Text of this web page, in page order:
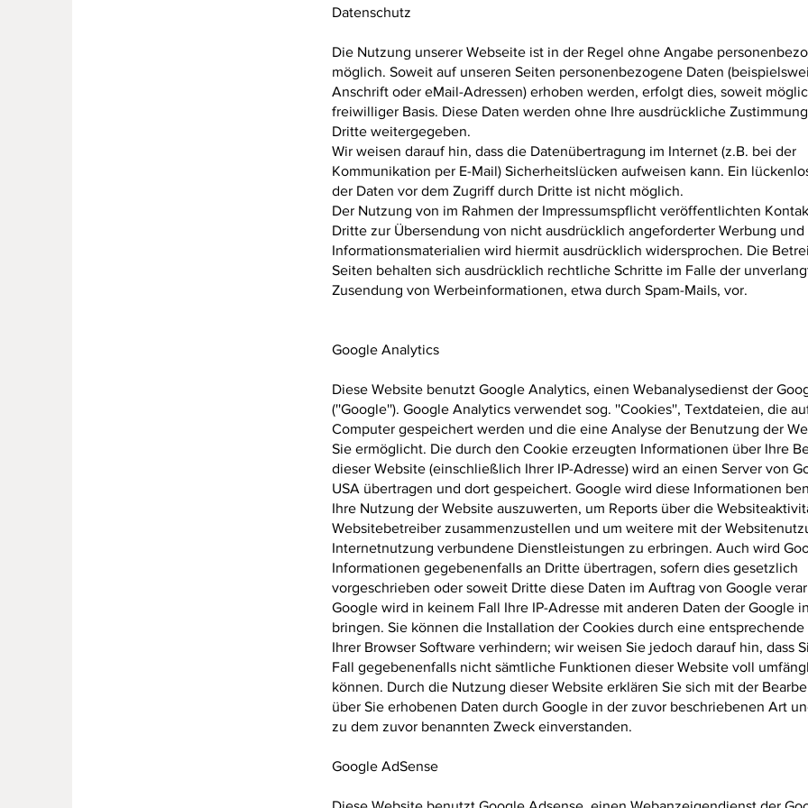
Datenschutz
Die Nutzung unserer Webseite ist in der Regel ohne Angabe
möglich. Soweit auf unseren Seiten personenbezogene Daten
Anschrift oder eMail-Adressen) erhoben werden, erfolgt dies, soweit
freiwilliger Basis. Diese Daten werden ohne Ihre ausdrückliche
Dritte weitergegeben.
Wir weisen darauf hin, dass die Datenübertragung im Internet (z.B. bei der
Kommunikation per E-Mail) Sicherheitslücken aufweisen kann. Ein
der Daten vor dem Zugriff durch Dritte ist nicht möglich.
Der Nutzung von im Rahmen der Impressumspflicht veröffentlichten
Dritte zur Übersendung von nicht ausdrücklich angeforderter Werbung und
Informationsmaterialien wird hiermit ausdrücklich widersprochen. Die
Seiten behalten sich ausdrücklich rechtliche Schritte im Falle der
Zusendung von Werbeinformationen, etwa durch Spam-Mails, vor.
Google Analytics
Diese Website benutzt Google Analytics, einen Webanalysedienst der
(''Google''). Google Analytics verwendet sog. ''Cookies'', Textdateien, die
Computer gespeichert werden und die eine Analyse der Benutzung der
Sie ermöglicht. Die durch den Cookie erzeugten Informationen über Ihre
dieser Website (einschließlich Ihrer IP-Adresse) wird an einen Server von
USA übertragen und dort gespeichert. Google wird diese Informationen
Ihre Nutzung der Website auszuwerten, um Reports über die
Websitebetreiber zusammenzustellen und um weitere mit der
Internetnutzung verbundene Dienstleistungen zu erbringen. Auch wird
Informationen gegebenenfalls an Dritte übertragen, sofern dies gesetzlich
vorgeschrieben oder soweit Dritte diese Daten im Auftrag von Google
Google wird in keinem Fall Ihre IP-Adresse mit anderen Daten der Google
bringen. Sie können die Installation der Cookies durch eine
Ihrer Browser Software verhindern; wir weisen Sie jedoch darauf hin, dass
Fall gegebenenfalls nicht sämtliche Funktionen dieser Website voll
können. Durch die Nutzung dieser Website erklären Sie sich mit der
über Sie erhobenen Daten durch Google in der zuvor beschriebenen Art
zu dem zuvor benannten Zweck einverstanden.
Google AdSense